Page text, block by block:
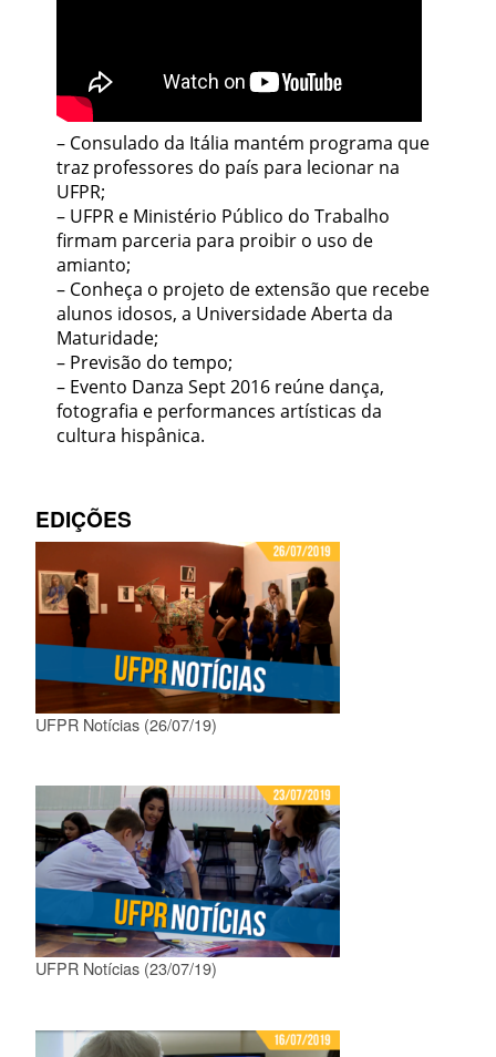
– Consulado da Itália mantém programa que
traz professores do país para lecionar na
UFPR;
– UFPR e Ministério Público do Trabalho
firmam parceria para proibir o uso de
amianto;
– Conheça o projeto de extensão que recebe
alunos idosos, a Universidade Aberta da
Maturidade;
– Previsão do tempo;
– Evento Danza Sept 2016 reúne dança,
fotografia e performances artísticas da
cultura hispânica.
EDIÇÕES
UFPR Notícias (26/07/19)
UFPR Notícias (23/07/19)